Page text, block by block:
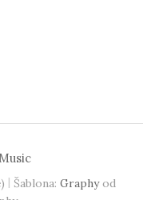
| Šablona: Graphyod